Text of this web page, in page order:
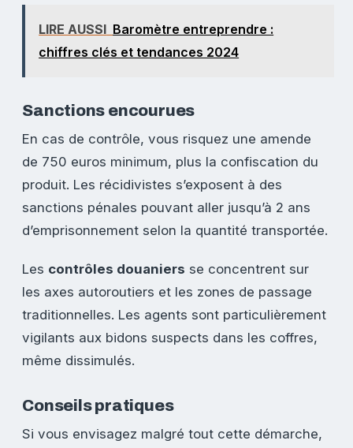
LIRE AUSSI Baromètre entreprendre :
chiffres clés et tendances 2024
Sanctions encourues
En cas de contrôle, vous risquez une amende
de 750 euros minimum, plus la confiscation du
produit. Les récidivistes s’exposent à des
sanctions pénales pouvant aller jusqu’à 2 ans
d’emprisonnement selon la quantité transportée.
Les contrôles douaniers se concentrent sur
les axes autoroutiers et les zones de passage
traditionnelles. Les agents sont particulièrement
vigilants aux bidons suspects dans les coffres,
même dissimulés.
Conseils pratiques
Si vous envisagez malgré tout cette démarche,